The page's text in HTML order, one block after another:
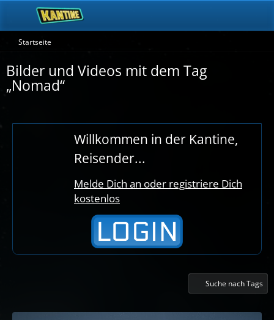
Startseite
Bilder und Videos mit dem Tag
„Nomad“
Willkommen in der Kantine,
Reisender...
Melde Dich an oder registriere Dich
kostenlos
Suche nach Tags